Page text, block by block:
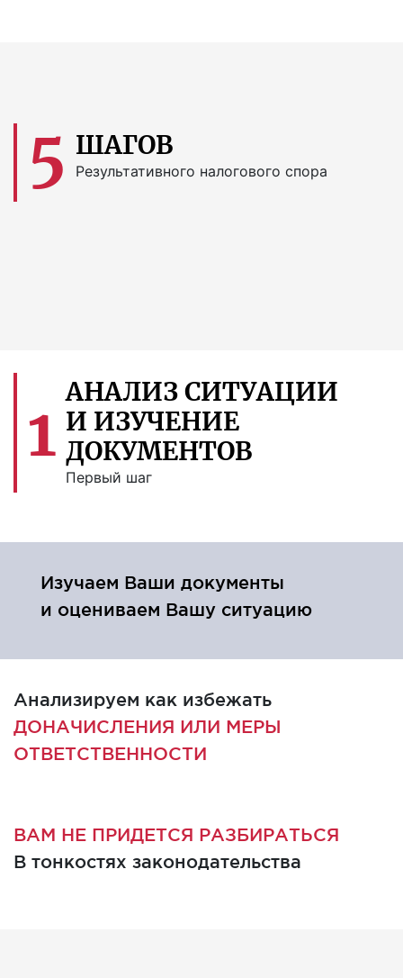
5 ШАГОВ
Результативного налогового спора
1 АНАЛИЗ СИТУАЦИИ
И ИЗУЧЕНИЕ
ДОКУМЕНТОВ
Первый шаг
Изучаем Ваши документы
и оцениваем Вашу ситуацию
Анализируем как избежать
ДОНАЧИСЛЕНИЯ ИЛИ МЕРЫ
ОТВЕТСТВЕННОСТИ
ВАМ НЕ ПРИДЕТСЯ РАЗБИРАТЬСЯ
В тонкостях законодательства